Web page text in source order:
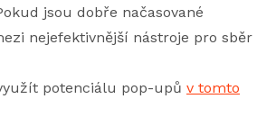
jsou dobře načasované
nejefektivnější nástroje pro sběr
potenciálu pop-upů v tomto